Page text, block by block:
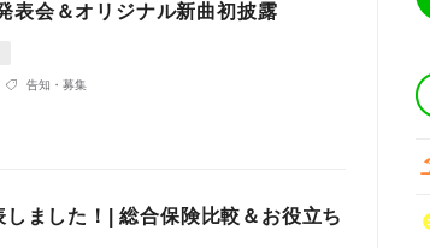
表会＆オリジナル新曲初披露
告知・募集
ました！| 総合保険比較＆お役立ち